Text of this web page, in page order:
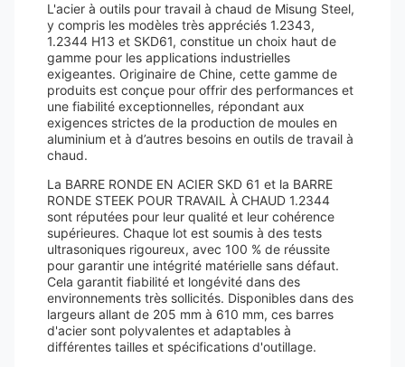
L'acier à outils pour travail à chaud de Misung Steel,
y compris les modèles très appréciés 1.2343,
1.2344 H13 et SKD61, constitue un choix haut de
gamme pour les applications industrielles
exigeantes. Originaire de Chine, cette gamme de
produits est conçue pour offrir des performances et
une fiabilité exceptionnelles, répondant aux
exigences strictes de la production de moules en
aluminium et à d’autres besoins en outils de travail à
chaud.
La BARRE RONDE EN ACIER SKD 61 et la BARRE
RONDE STEEK POUR TRAVAIL À CHAUD 1.2344
sont réputées pour leur qualité et leur cohérence
supérieures. Chaque lot est soumis à des tests
ultrasoniques rigoureux, avec 100 % de réussite
pour garantir une intégrité matérielle sans défaut.
Cela garantit fiabilité et longévité dans des
environnements très sollicités. Disponibles dans des
largeurs allant de 205 mm à 610 mm, ces barres
d'acier sont polyvalentes et adaptables à
différentes tailles et spécifications d'outillage.